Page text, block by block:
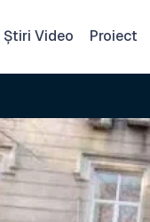
Știri Video Proiect